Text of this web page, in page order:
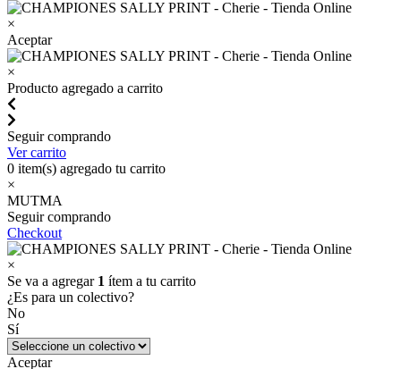
×
Aceptar
×
Producto agregado a carrito
Seguir comprando
Ver carrito
0 item(s) agregado tu carrito
×
MUTMA
Seguir comprando
Checkout
×
Se va a agregar 1 ítem a tu carrito
¿Es para un colectivo?
No
Sí
Aceptar